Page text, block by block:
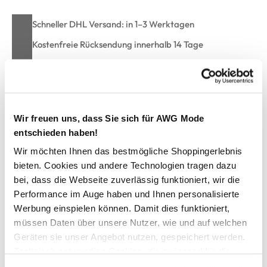
Wir freuen uns, dass Sie sich für AWG Mode
entschieden haben!
Wir möchten Ihnen das bestmögliche Shoppingerlebnis
bieten. Cookies und andere Technologien tragen dazu
bei, dass die Webseite zuverlässig funktioniert, wir die
Performance im Auge haben und Ihnen personalisierte
Werbung einspielen können. Damit dies funktioniert,
müssen Daten über unsere Nutzer, wie und auf welchen
Geräten sie unser Angebot nutzen, gespeichert werden.
Schneller DHL Versand: in 1–3 Werktagen
Kostenfreie Rücksendung innerhalb 14 Tage
Damen Pullover mit Struktur
Modischer Pullover von Sure
Farbig eingefasster Rundausschnitt
Eagle Eye Muster allover
Gerader Schnitt